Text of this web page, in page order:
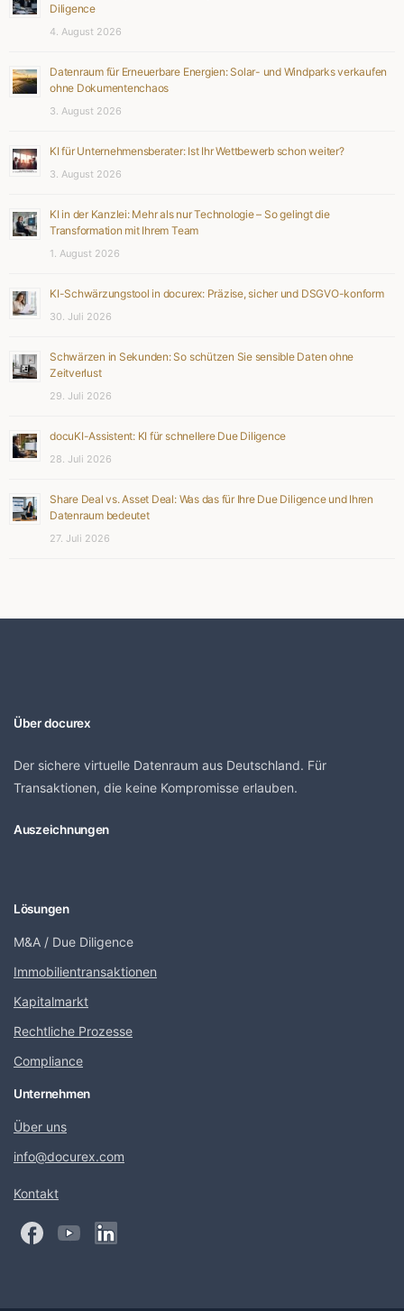
Diligence
4. August 2026
Datenraum für Erneuerbare Energien: Solar- und Windparks verkaufen
ohne Dokumentenchaos
3. August 2026
KI für Unternehmensberater: Ist Ihr Wettbewerb schon weiter?
3. August 2026
KI in der Kanzlei: Mehr als nur Technologie – So gelingt die
Transformation mit Ihrem Team
1. August 2026
KI-Schwärzungstool in docurex: Präzise, sicher und DSGVO-konform
30. Juli 2026
Schwärzen in Sekunden: So schützen Sie sensible Daten ohne
Zeitverlust
29. Juli 2026
docuKI-Assistent: KI für schnellere Due Diligence
28. Juli 2026
Share Deal vs. Asset Deal: Was das für Ihre Due Diligence und Ihren
Datenraum bedeutet
27. Juli 2026
Über docurex
Der sichere virtuelle Datenraum aus Deutschland. Für
Transaktionen, die keine Kompromisse erlauben.
Auszeichnungen
Lösungen
M&A / Due Diligence
Immobilientransaktionen
Kapitalmarkt
Rechtliche Prozesse
Compliance
Unternehmen
Über uns
info@docurex.com
Kontakt